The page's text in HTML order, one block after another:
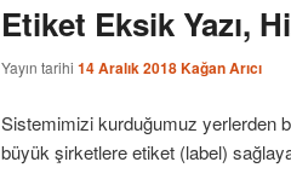
Etiket Eksik Yazı,
Yayın tarihi 14 Aralık 2018Kağan Arıcı
Sistemimizi kurduğumuz yerlerden
büyük şirketlere etiket (label)